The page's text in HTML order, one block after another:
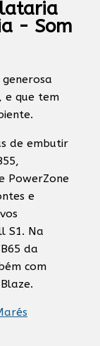
- Som
e que tem
de embutir
PowerZone
e
S1. Na
da
com